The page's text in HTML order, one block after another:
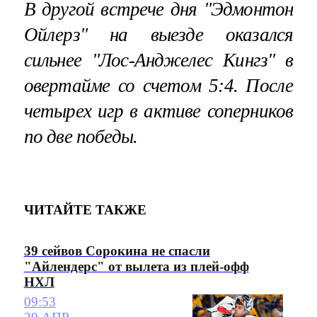
В другой встрече дня "Эдмонтон
Ойлерз" на выезде оказался
сильнее "Лос-Анджелес Кингз" в
овертайме со счетом 5:4. После
четырех игр в активе соперников
по две победы.
ЧИТАЙТЕ ТАКЖЕ
39 сейвов Сорокина не спасли
"Айлендерс" от вылета из плей-офф
НХЛ
09:53